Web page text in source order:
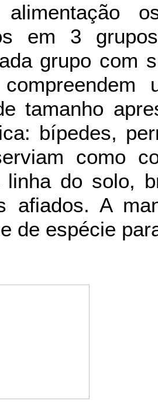
em 3
grupo com
tamanho
bípedes,
como
linha do solo,
afiados. A
de espécie